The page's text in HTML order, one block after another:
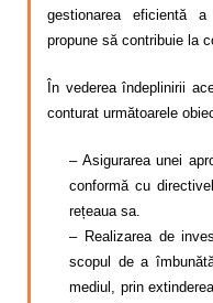
gestionarea eficientă
propune să contribuie la
În vederea îndeplinirii
conturat următoarele
– Asigurarea unei
conformă cu
rețeaua sa.
– Realizarea de
scopul de a
mediul, prin